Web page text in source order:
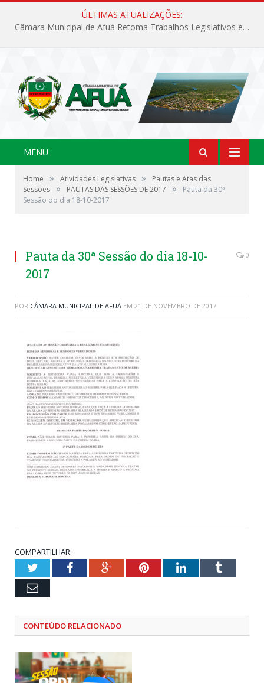
ÚLTIMAS ATUALIZAÇÕES:
Câmara Municipal de Afuá Retoma Trabalhos Legislativos em Sessão Ordinária
MENU
Home » Atividades Legislativas »
Pautas e Atas das
Sessões » PAUTAS DAS SESSÕES DE 2017 »
Pauta da 30ª
Sessão do dia 18-10-2017
Pauta da 30ª Sessão do dia 18-10-
2017
0
POR CÂMARA MUNICIPAL DE AFUÁ EM 21 DE NOVEMBRO DE 2017
COMPARTILHAR:
TwitterFacebookGoogle+PinterestLinkedInTumblr
Email
CONTEÚDO RELACIONADO